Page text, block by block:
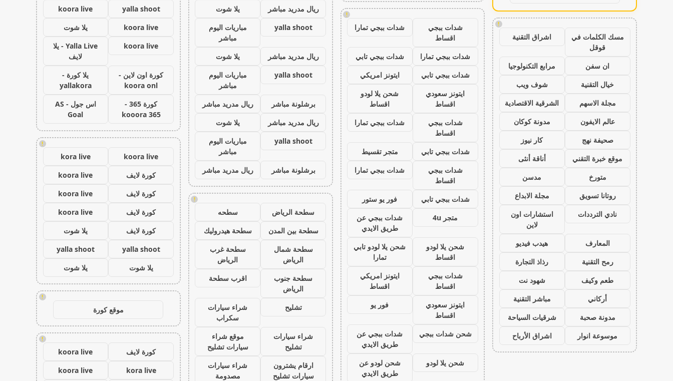
!
مسك الكلمات في
قوقل
اشراق التقنية
ان سفن
مرابع التكنولوجيا
خيال التقنية
شوف ويب
مجلة الاسهم
الشرقية الاقتصادية
عالم الايفون
مدونة كوكان
صحيفة نهج
كار نيوز
موقع خبرة التقني
أناقة أنثى
متورخ
مدسن
روتانا تسويق
مجلة الابداع
نادي الترددات
استشارات اون
لاين
المعارف
هيدب فيديو
رمح التقنية
رذاذ التجارة
طعم وكيف
شهود نت
أركاني
مباشر التقنية
مدونة صحبة
شرقيات السياحة
موسوعة انوار
اشراق الأرباح
!
شدات ببجي
اقساط
شدات ببجي تمارا
شدات ببجي تمارا
شدات ببجي تابي
شدات ببجي تابي
ايتونز امريكي
ايتونز سعودي
اقساط
شحن يلا لودو
اقساط
شدات ببجي
اقساط
شدات ببجي تمارا
شدات ببجي تابي
متجر تقسيط
شدات ببجي
اقساط
شدات ببجي تمارا
شدات ببجي تابي
فور يو ستور
متجر 4u
شدات ببجي عن
طريق الايدي
شحن يلا لودو
اقساط
شحن يلا لودو تابي
تمارا
شدات ببجي
اقساط
ايتونز امريكي
اقساط
ايتونز سعودي
اقساط
فور يو
شحن شدات ببجي
شدات ببجي عن
طريق الايدي
شحن يلا لودو
شحن لودو عن
طريق الايدي
ريال مدريد مباشر
يلا شوت
yalla shoot
مباريات اليوم
مباشر
ريال مدريد مباشر
يلا شوت
yalla shoot
مباريات اليوم
مباشر
برشلونة مباشر
ريال مدريد مباشر
ريال مدريد مباشر
يلا شوت
yalla shoot
مباريات اليوم
مباشر
برشلونة مباشر
ريال مدريد مباشر
!
سطحة الرياض
سطحه
سطحة بين المدن
سطحة هيدروليك
سطحة شمال
الرياض
سطحة غرب
الرياض
سطحة جنوب
الرياض
اقرب سطحة
تشليح
شراء سيارات
سكراب
شراء سيارات
تشليح
موقع شراء
سيارات تشليح
ارقام يشترون
سيارات تشليح
شراء سيارات
مصدومة
yalla shoot
koora live
koora live
يلا شوت
koora live
Yalla Live - يلا
لايف
كورة اون لاين -
koora onl
يلا كورة -
yallakora
كورة 365 -
kooora 365
اس جول - AS
Goal
!
koora live
kora live
كورة لايف
koora live
كورة لايف
koora live
كورة لايف
koora live
كورة لايف
يلا شوت
yalla shoot
yalla shoot
يلا شوت
يلا شوت
!
موقع كورة
!
كورة لايف
koora live
kora live
koora live